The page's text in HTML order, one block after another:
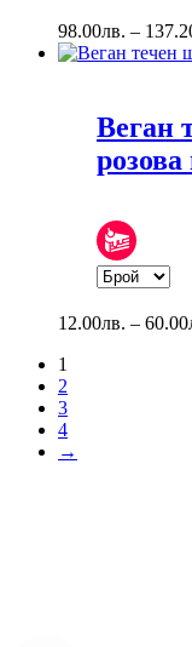
98.00лв. –
Веган
розова
12.00лв. – 60.00
1
2
3
4
→